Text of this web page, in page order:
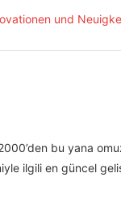
bu yana
ilgili en güncel